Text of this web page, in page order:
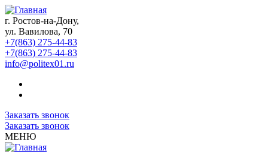
г. Ростов-на-Дону,
ул. Вавилова, 70
+7(863) 275-44-83
+7(863) 275-44-83
info@politex01.ru
Заказать звонок
Заказать звонок
МЕНЮ